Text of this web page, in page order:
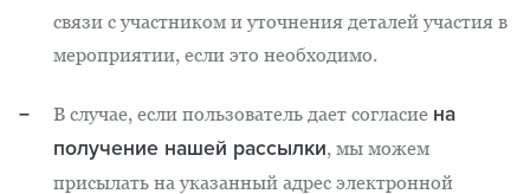
связи с участником и уточнения деталей участия в
мероприятии, если это необходимо.
В случае, если пользователь дает согласие на
получение нашей рассылки, мы можем
присылать на указанный адрес электронной